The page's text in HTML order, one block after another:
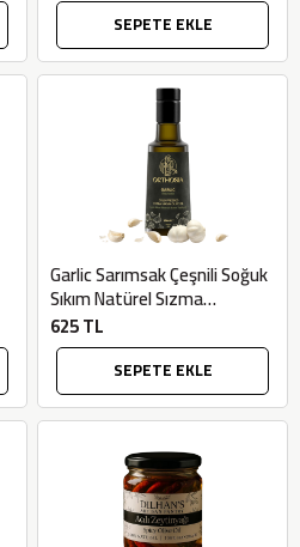
SEPETE EKLE
Garlic Sarımsak Çeşnili Soğuk
Sıkım Natürel Sızma
Zeytinyağı (250ml) - Orthosia
625 TL
SEPETE EKLE